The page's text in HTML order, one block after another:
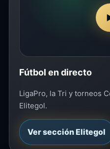
Fútbol en directo
LigaPro, la Tri y torneos
Elitegol.
Ver sección Elitegol